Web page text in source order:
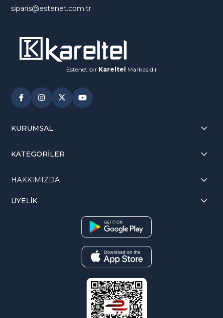
siparis@estenet.com.tr
Estenet bir Kareltel Markasıdır
KURUMSAL
KATEGORİLER
HAKKIMIZDA
ÜYELİK